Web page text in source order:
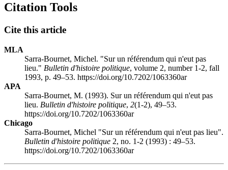
Citation Tools
Cite this article
MLA
Sarra-Bournet, Michel. "Sur un référendum qui n'eut pas
lieu." Bulletin d'histoire politique, volume 2, number 1-2, fall
1993, p. 49–53. https://doi.org/10.7202/1063360ar
APA
Sarra-Bournet, M. (1993). Sur un référendum qui n'eut pas
lieu. Bulletin d'histoire politique, 2(1-2), 49–53.
https://doi.org/10.7202/1063360ar
Chicago
Sarra-Bournet, Michel "Sur un référendum qui n'eut pas lieu".
Bulletin d'histoire politique 2, no. 1-2 (1993) : 49–53.
https://doi.org/10.7202/1063360ar